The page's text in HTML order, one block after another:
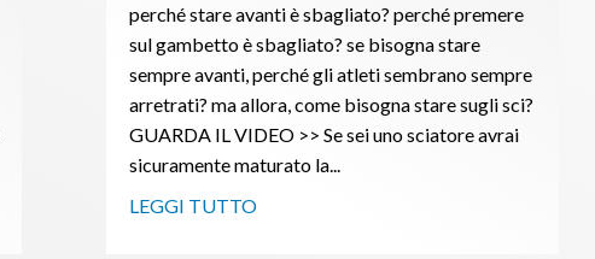
perché stare avanti è sbagliato? perché premere
sul gambetto è sbagliato? se bisogna stare
sempre avanti, perché gli atleti sembrano sempre
arretrati? ma allora, come bisogna stare sugli sci?
GUARDA IL VIDEO >> Se sei uno sciatore avrai
sicuramente maturato la...
LEGGI TUTTO